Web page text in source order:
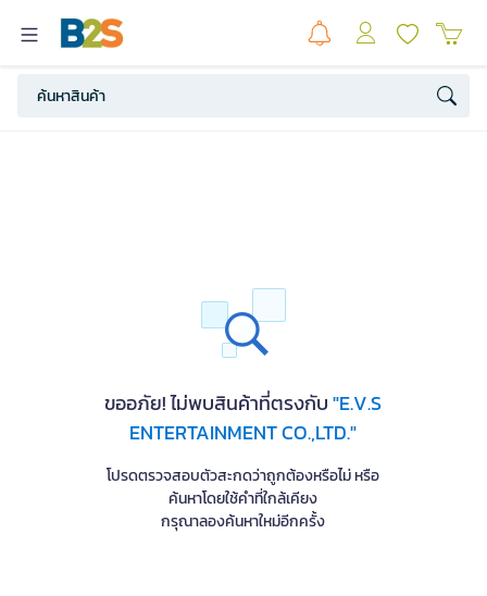
ขออภัย! ไม่พบสินค้าที่ตรงกับ"E.V.S
ENTERTAINMENT CO.,LTD."
โปรดตรวจสอบตัวสะกดว่าถูกต้องหรือไม่ หรือ
ค้นหาโดยใช้คำที่ใกล้เคียง
กรุณาลองค้นหาใหม่อีกครั้ง